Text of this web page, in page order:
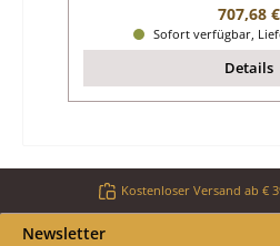
707,68 €
Sofort verfügbar,
Details
Kostenloser Versand ab €
Newsletter